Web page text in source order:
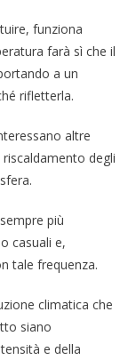
funziona
farà sì che il
a un
rifletterla.
altre
degli
più
casuali e,
tale frequenza.
climatica che
siano
e della